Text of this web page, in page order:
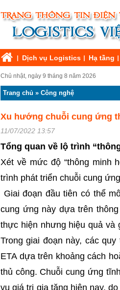
Dịch vụ Logistics Hạ tầng
Chủ nhật, ngày 9 tháng 8 năm 2026
Trang chủ » Công nghệ
Xu hướng chuỗi cung ứng
11/07/2022 13:57
Tổng quan về lộ trình
Xét về mức độ “thông minh
trình phát triển chuỗi cung
Giai đoạn đầu tiên có thể
cung ứng này dựa trên
thực hiện nhưng hiệu quả và
Trong giai đoạn này, các
ETA dựa trên khoảng cách
thủ công. Chuỗi cung ứng
vụ giá trị gia tăng hiện nay,